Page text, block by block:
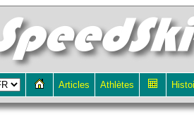
Articles Athlètes